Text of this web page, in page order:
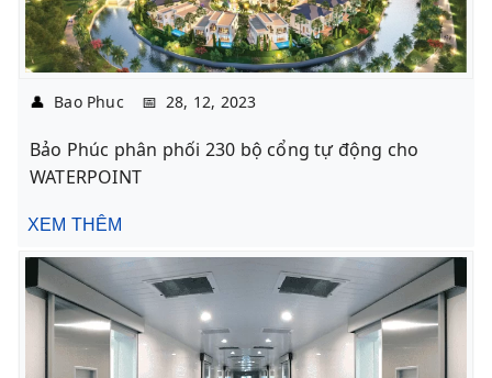
👤 Bao Phuc 📅 28, 12, 2023
Bảo Phúc phân phối 230 bộ cổng tự động cho
WATERPOINT
XEM THÊM